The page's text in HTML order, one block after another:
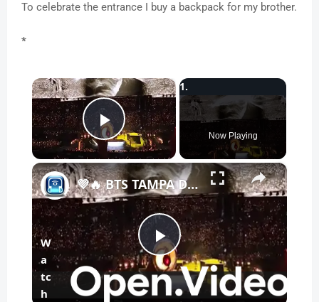
To celebrate the entrance I buy a backpack for my brother.
*
×
Play Video Now Playing
×
P
💜🔥 BTS TAMPA DAY 1 WAS PURE CHAOS… IN THE BEST WAY 🔥💜
W
a
tc
h